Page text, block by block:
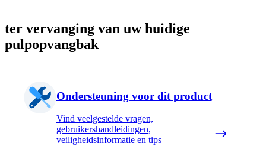
ter vervanging van uw huidige
pulpopvangbak
Ondersteuning voor dit product
Vind veelgestelde vragen,
gebruikershandleidingen,
veiligheidsinformatie en tips